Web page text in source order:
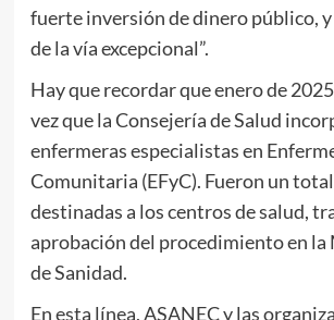
fuerte inversión de dinero público,
de la vía excepcional”.
Hay que recordar que enero de
vez que la Consejería de Salud
enfermeras especialistas en
Comunitaria (EFyC). Fueron un
destinadas a los centros de salud,
aprobación del procedimiento en la
de Sanidad.
En esta línea, ASANEC y las